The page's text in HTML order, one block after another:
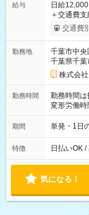
給与
日給
＋交通費支給 ★交通費一部支給 ┗1日500円を超えた
給！ ※往復
（規定あ
なし
交通費
勤務地
千葉市中央
千葉県千葉
株式会
勤務時間
勤務時間は
変形労働時間制
17：00 9
期間 単発・1日
特徴 日払いOK
気になる！